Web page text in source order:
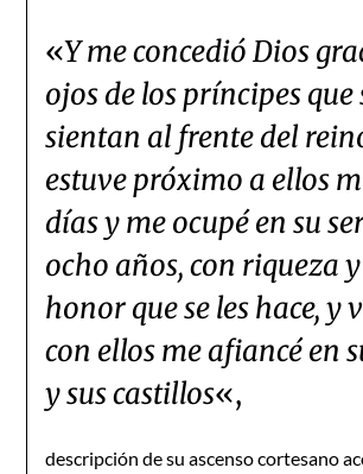
«Y me concedió Dios
ojos de los príncipes que
sientan al frente del
estuve próximo a ellos
días y me ocupé en su
ocho años, con riqueza
honor que se les hace, y
con ellos me afiancé en
y sus castillos«,
descripción de su ascenso cortesano